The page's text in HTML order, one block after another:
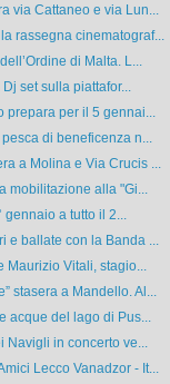
via Cattaneo e via Lun...
rassegna cinematograf...
di Malta. L...
set sulla piattafor...
prepara per il 5 gennai...
di beneficenza n...
a Molina e Via Crucis ...
alla "Gi...
a tutto il 2...
ballate con la Banda ...
Vitali, stagio...
stasera a Mandello. Al...
acque del lago di Pus...
in concerto ve...
Lecco Vanadzor - It...